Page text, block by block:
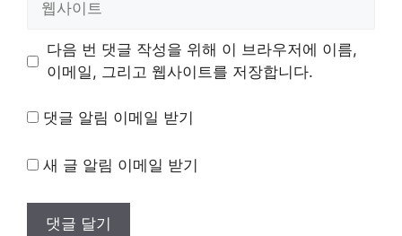
트
다음 번 댓글 작성을 위해 이 브라우저에 이름,
이메일, 그리고 웹사이트를 저장합니다.
댓글 알림 이메일 받기
새 글 알림 이메일 받기